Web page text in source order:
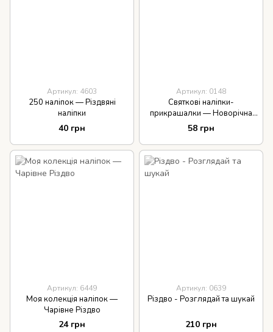
Артикул: 4603
250 наліпок — Різдвяні
наліпки
40 грн
Артикул: 0148
Святкові наліпки-
прикрашалки — Новорічна
ялинка
58 грн
Артикул: 6449
Моя колекція наліпок —
Чарівне Різдво
24 грн
Артикул: 0639
Різдво - Розглядай та шукай
210 грн